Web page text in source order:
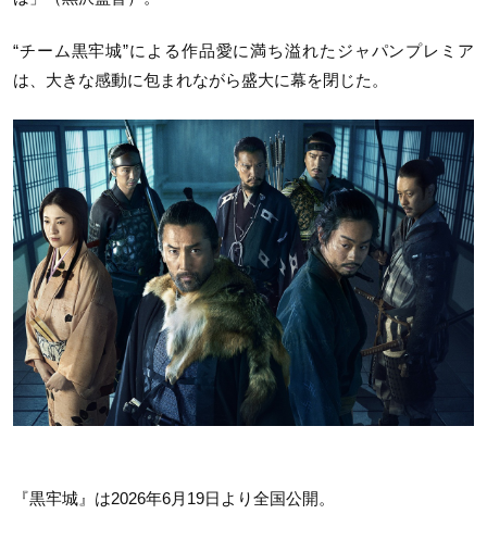
“チーム黒牢城”による作品愛に満ち溢れたジャパンプレミア
は、大きな感動に包まれながら盛大に幕を閉じた。
『黒牢城』は2026年6月19日より全国公開。